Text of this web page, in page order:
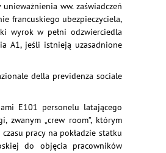
ww. zaświadczeń
francuskiego ubezpieczyciela,
wyrok w pełni odzwierciedla
A1, jeśli istnieją uzasadnione
della previdenza sociale
E101 personelu latającego
zwanym „crew room”, którym
pracy na pokładzie statku
do objęcia pracowników